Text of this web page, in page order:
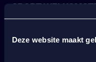
Deze website maakt
SPORT